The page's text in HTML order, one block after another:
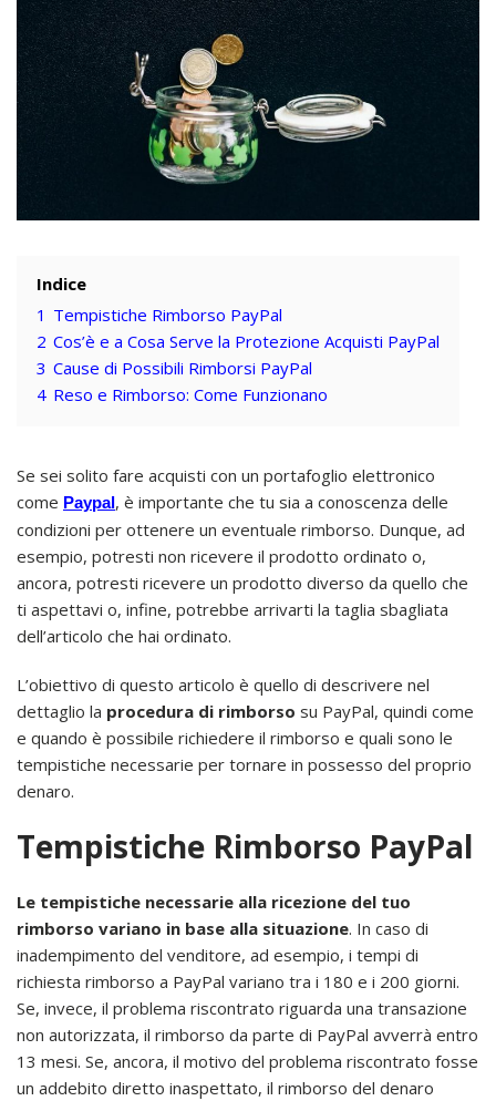
Indice
1 Tempistiche Rimborso PayPal
2 Cos’è e a Cosa Serve la Protezione Acquisti PayPal
3 Cause di Possibili Rimborsi PayPal
4 Reso e Rimborso: Come Funzionano
Se sei solito fare acquisti con un portafoglio elettronico
come Paypal, è importante che tu sia a conoscenza delle
condizioni per ottenere un eventuale rimborso. Dunque, ad
esempio, potresti non ricevere il prodotto ordinato o,
ancora, potresti ricevere un prodotto diverso da quello che
ti aspettavi o, infine, potrebbe arrivarti la taglia sbagliata
dell’articolo che hai ordinato.
L’obiettivo di questo articolo è quello di descrivere nel
dettaglio la procedura di rimborso su PayPal, quindi come
e quando è possibile richiedere il rimborso e quali sono le
tempistiche necessarie per tornare in possesso del proprio
denaro.
Tempistiche Rimborso PayPal
Le tempistiche necessarie alla ricezione del tuo
rimborso variano in base alla situazione. In caso di
inadempimento del venditore, ad esempio, i tempi di
richiesta rimborso a PayPal variano tra i 180 e i 200 giorni.
Se, invece, il problema riscontrato riguarda una transazione
non autorizzata, il rimborso da parte di PayPal avverrà entro
13 mesi. Se, ancora, il motivo del problema riscontrato fosse
un addebito diretto inaspettato, il rimborso del denaro